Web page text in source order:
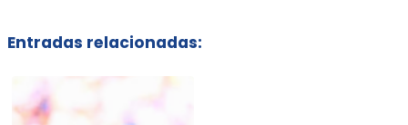
Entradas relacionadas: